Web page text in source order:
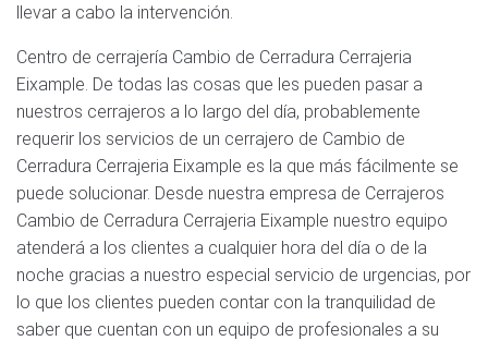
llevar a cabo la intervención.
Centro de cerrajería Cambio de Cerradura Cerrajeria
Eixample. De todas las cosas que les pueden pasar a
nuestros cerrajeros a lo largo del día, probablemente
requerir los servicios de un cerrajero de Cambio de
Cerradura Cerrajeria Eixample es la que más fácilmente se
puede solucionar. Desde nuestra empresa de Cerrajeros
Cambio de Cerradura Cerrajeria Eixample nuestro equipo
atenderá a los clientes a cualquier hora del día o de la
noche gracias a nuestro especial servicio de urgencias, por
lo que los clientes pueden contar con la tranquilidad de
saber que cuentan con un equipo de profesionales a su